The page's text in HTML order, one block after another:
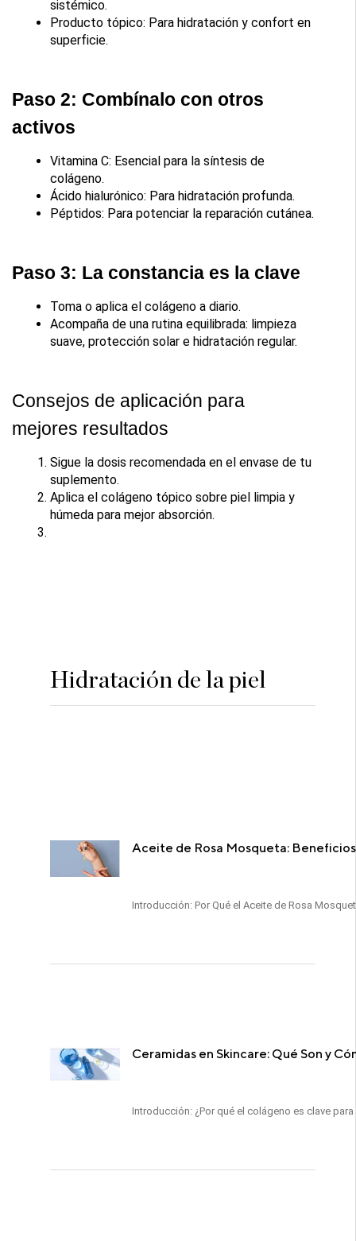
sistémico.
Producto tópico: Para hidratación y confort en
superficie.
Paso 2: Combínalo con otros
activos
Vitamina C: Esencial para la síntesis de
colágeno.
Ácido hialurónico: Para hidratación profunda.
Péptidos: Para potenciar la reparación cutánea.
Paso 3: La constancia es la clave
Toma o aplica el colágeno a diario.
Acompaña de una rutina equilibrada: limpieza
suave, protección solar e hidratación regular.
Consejos de aplicación para
mejores resultados
Sigue la dosis recomendada en el envase de tu
suplemento.
Aplica el colágeno tópico sobre piel limpia y
húmeda para mejor absorción.
Hidratación de la piel
Aceite de Rosa Mosqueta:
Introducción: Por Qué el Aceite de Rosa
Ceramidas en Skincare: Qué Son y
Introducción: ¿Por qué el colágeno es clave